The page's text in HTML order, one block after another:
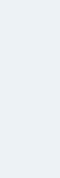
Лагере -
в Летнем